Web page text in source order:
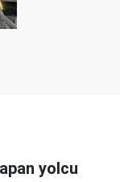
yolcu